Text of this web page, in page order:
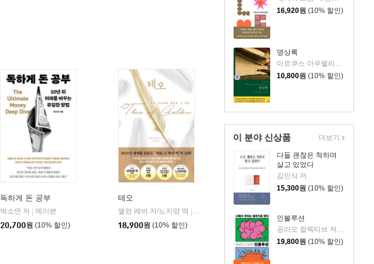
16,920원 (10% 할인)
명상록
마르쿠스 아우렐리우스 저/박문재 역
10,800원 (10% 할인)
이 분야 신상품
다들 괜찮은 척하며
살고 있었다
김민식 저
15,300원 (10% 할인)
인볼루션
19,800원 (10% 할인)
더보기
독하게 돈 공부
박소연 저
메이븐
20,700원 (10% 할인)
테오
앨런 레비 저/노지양 역
오팬하우스
18,900원 (10% 할인)